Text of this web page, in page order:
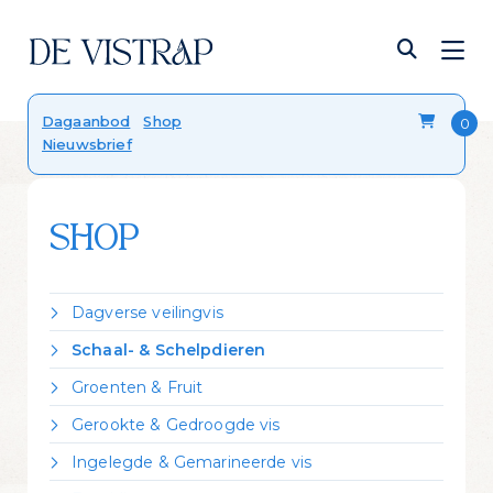
Verser dan vers
Onze viskalender
Blog
Contact
Dagaanbod
Shop
Nieuwsbrief
SHOP
Dagverse veilingvis
Dorade Royal
Forel
Hondshaai
Kabeljauw
Koolvis
Leng
Schaal- & Schelpdieren
Crevettes vannamei gekookt
Garnalen gepeld
Kreeft Canadees levend
Mosselen Zeeuws bodemcultuur
Oester 'Fine de Claire'
Groenten & Fruit
Citroen
Zeekraal
Gerookte & Gedroogde vis
Gerookte forel
Gerookte heilbot
Ingelegde & Gemarineerde vis